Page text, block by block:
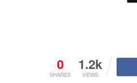
0
SHARES
1.2k
VIEWS